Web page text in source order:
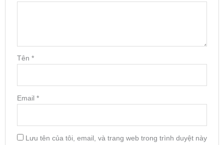
Tên *
Email *
Lưu tên của tôi, email, và trang web trong trình duyệt này